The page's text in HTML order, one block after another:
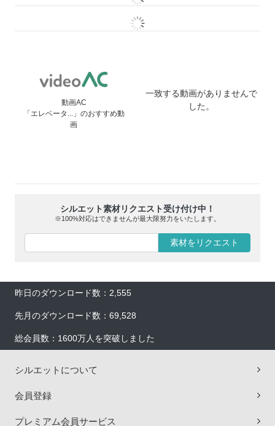
動画AC
「エレベータ...」のおすすめ動
画
一致する動画がありませんで
した。
シルエット素材リクエスト受け付け中！
※100%対応はできませんが最大限努力をいたします。
素材をリクエスト
昨日のダウンロード数：2,555
先月のダウンロード数：69,528
総会員数：1600万人を突破しました
シルエットについて
会員登録
プレミアム会員サービス